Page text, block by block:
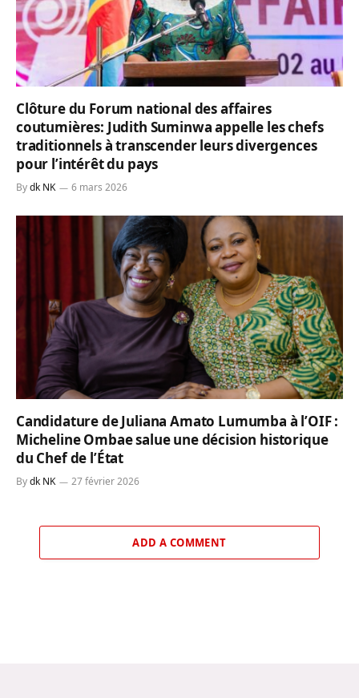
Clôture du Forum national des affaires
coutumières: Judith Suminwa appelle les chefs
traditionnels à transcender leurs divergences
pour l’intérêt du pays
Bydk NK 6 mars 2026
Candidature de Juliana Amato Lumumba à l’OIF :
Micheline Ombae salue une décision historique
du Chef de l’État
Bydk NK 27 février 2026
ADD A COMMENT